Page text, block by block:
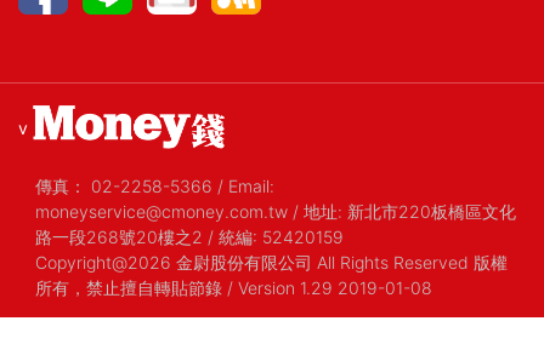
v
傳真： 02-2258-5366 / Email:
moneyservice@cmoney.com.tw / 地址: 新北市220板橋區文化
路一段268號20樓之2 / 統編: 52420159
Copyright@2026 金尉股份有限公司 All Rights Reserved 版權
所有，禁止擅自轉貼節錄 / Version 1.29 2019-01-08